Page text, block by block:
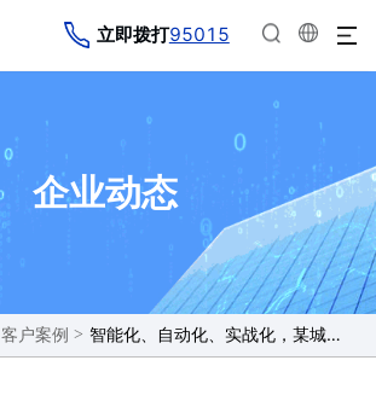
立即拨打95015
企业动态
客户案例 > 智能化、自动化、实战化，某城市银行的安全运营体系化建设之路